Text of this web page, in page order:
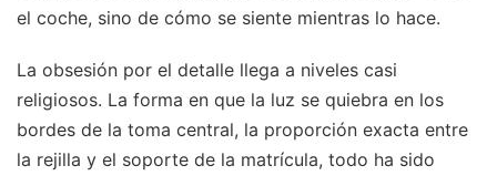
el coche, sino de cómo se siente mientras lo hace.
La obsesión por el detalle llega a niveles casi
religiosos. La forma en que la luz se quiebra en los
bordes de la toma central, la proporción exacta entre
la rejilla y el soporte de la matrícula, todo ha sido